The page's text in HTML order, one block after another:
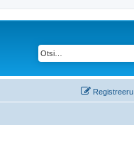
Registreeru